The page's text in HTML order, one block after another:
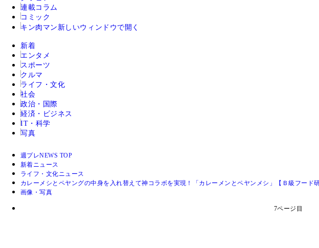
連載コラム
コミック
キン肉マン 新しいウィンドウで開く
新着
エンタメ
スポーツ
クルマ
ライフ・文化
社会
政治・国際
経済・ビジネス
IT・科学
写真
週プレNEWS TOP
新着ニュース
ライフ・文化ニュース
カレーメシとペヤングの中身を入れ替えて神コラボを実現！「カレーメンとペヤンメシ」【Ｂ級フード
画像・写真
7ページ目